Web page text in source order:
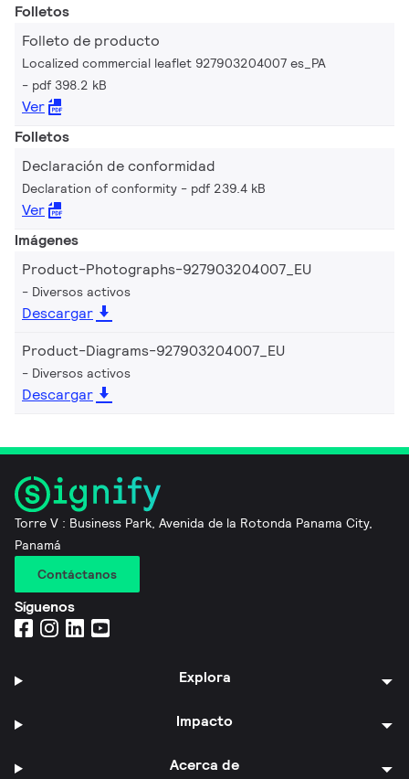
Folletos
Folleto de producto
Localized commercial leaflet 927903204007 es_PA
pdf 398.2 kB
Ver
Folletos
Declaración de conformidad
Declaration of conformity pdf 239.4 kB
Ver
Imágenes
Product-Photographs-927903204007_EU
Diversos activos
Descargar
Product-Diagrams-927903204007_EU
Diversos activos
Descargar
Torre V : Business Park, Avenida de la Rotonda Panama City,
Panamá
Contáctanos
Síguenos
Explora
Impacto
Acerca de